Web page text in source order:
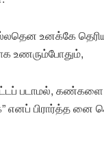
உனக்கே
உணரும்போதும்,
படாமல், கண்களை
எனப் பிரார்த்த னை